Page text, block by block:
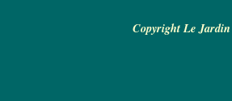
Copyright Le